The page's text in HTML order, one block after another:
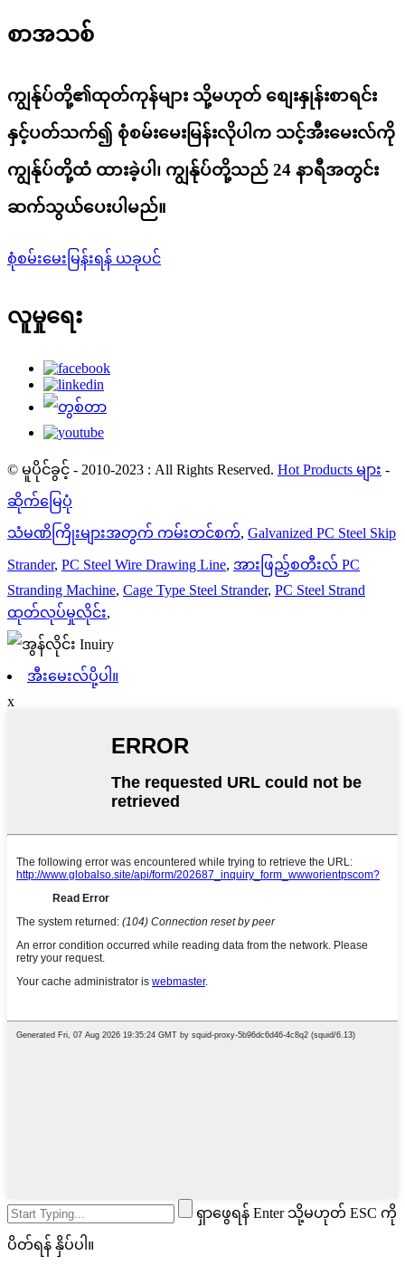
စာအသစ်
ကျွန်ုပ်တို့၏ထုတ်ကုန်များ သို့မဟုတ် စျေးနှုန်းစာရင်း
နှင့်ပတ်သက်၍ စုံစမ်းမေးမြန်းလိုပါက သင့်အီးမေးလ်ကို
ကျွန်ုပ်တို့ထံ ထားခဲ့ပါ၊ ကျွန်ုပ်တို့သည် 24 နာရီအတွင်း
ဆက်သွယ်ပေးပါမည်။
စုံစမ်းမေးမြန်းရန် ယခုပင်
လူမှုရေး
© မူပိုင်ခွင့် - 2010-2023 : All Rights Reserved. Hot Products များ -
ဆိုက်မြေပုံ
သံမဏိကြိုးများအတွက် ကမ်းတင်စက်, Galvanized PC Steel Skip
Strander, PC Steel Wire Drawing Line, အားဖြည့်စတီးလ် PC
Stranding Machine, Cage Type Steel Strander, PC Steel Strand
ထုတ်လုပ်မှုလိုင်း,
အီးမေးလ်ပို့ပါ။
x
ရှာဖွေရန် Enter သို့မဟုတ် ESC ကို
ပိတ်ရန် နှိပ်ပါ။